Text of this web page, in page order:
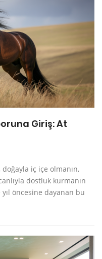
Giriş: At
iç içe olmanın,
dostluk kurmanın
öncesine dayanan bu